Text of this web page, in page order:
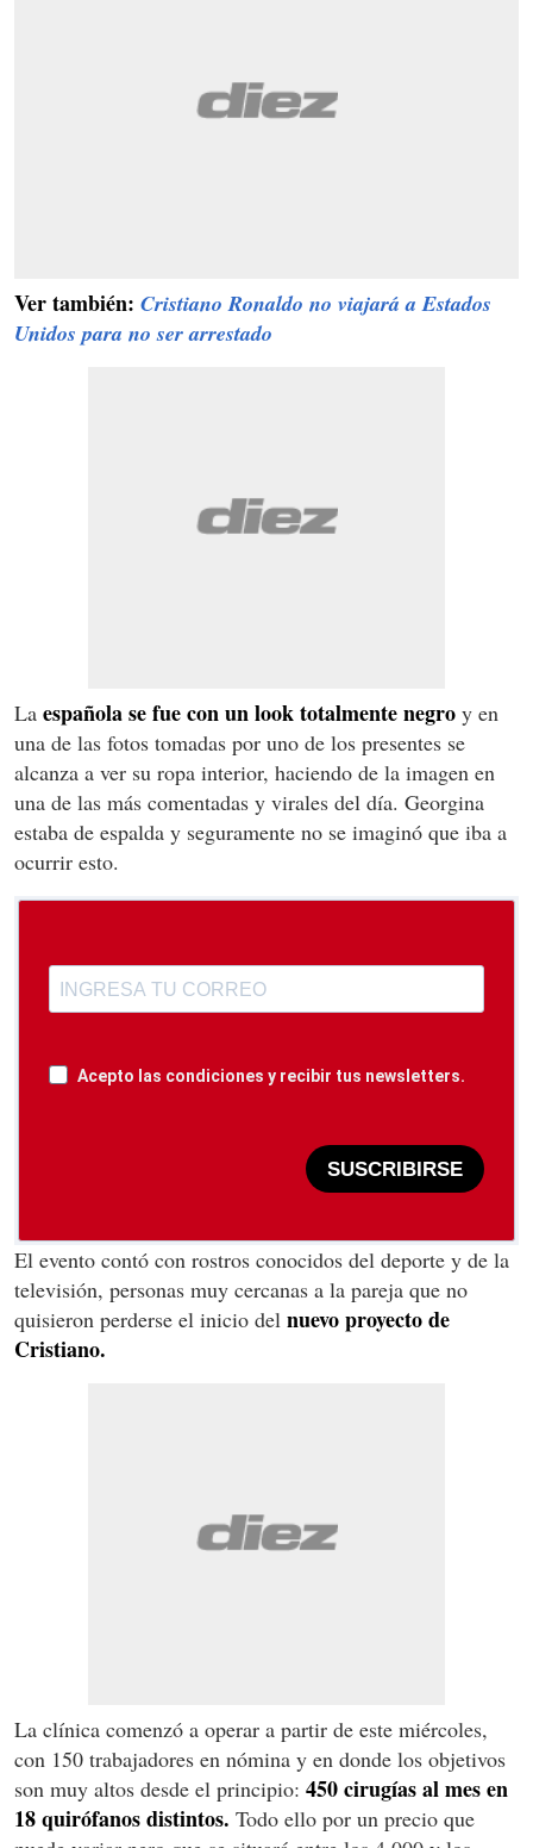
Ver también: Cristiano Ronaldo no viajará a Estados
Unidos para no ser arrestado
La española se fue con un look totalmente negro y en
una de las fotos tomadas por uno de los presentes se
alcanza a ver su ropa interior, haciendo de la imagen en
una de las más comentadas y virales del día. Georgina
estaba de espalda y seguramente no se imaginó que iba a
ocurrir esto.
Acepto las condiciones y recibir tus newsletters.
SUSCRIBIRSE
El evento contó con rostros conocidos del deporte y de la
televisión, personas muy cercanas a la pareja que no
quisieron perderse el inicio del nuevo proyecto de
Cristiano.
La clínica comenzó a operar a partir de este miércoles,
con 150 trabajadores en nómina y en donde los objetivos
son muy altos desde el principio: 450 cirugías al mes en
18 quirófanos distintos. Todo ello por un precio que